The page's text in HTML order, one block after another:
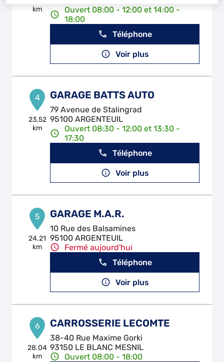
km
Ouvert 08:00 - 12:00 et 14:00 -
18:00
Téléphone
Voir plus
4
23.52
km
GARAGE BATTS AUTO
79 Avenue de Stalingrad
95100 ARGENTEUIL
Ouvert 08:30 - 12:00 et 13:30 -
17:30
Téléphone
Voir plus
5
24.21
km
GARAGE M.A.R.
10 Rue des Balsamines
95100 ARGENTEUIL
Fermé aujourd'hui
Téléphone
Voir plus
6
28.04
km
CARROSSERIE LECOMTE
38-40 Rue Maxime Gorki
93150 LE BLANC MESNIL
Ouvert 08:00 - 18:00